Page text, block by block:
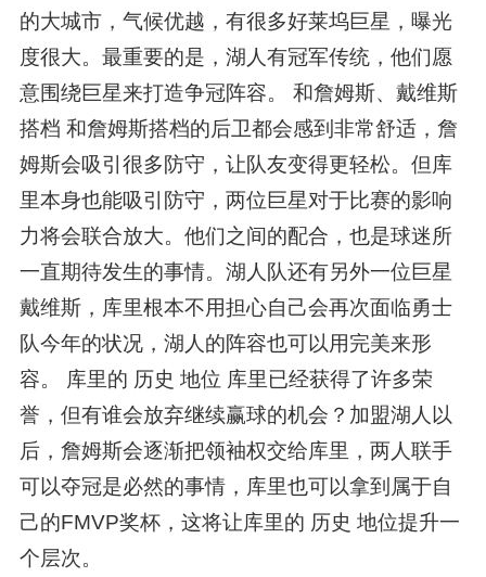
的大城市，气候优越，有很多好莱坞巨星，曝光
度很大。最重要的是，湖人有冠军传统，他们愿
意围绕巨星来打造争冠阵容。 和詹姆斯、戴维斯
搭档 和詹姆斯搭档的后卫都会感到非常舒适，詹
姆斯会吸引很多防守，让队友变得更轻松。但库
里本身也能吸引防守，两位巨星对于比赛的影响
力将会联合放大。他们之间的配合，也是球迷所
一直期待发生的事情。湖人队还有另外一位巨星
戴维斯，库里根本不用担心自己会再次面临勇士
队今年的状况，湖人的阵容也可以用完美来形
容。 库里的 历史 地位 库里已经获得了许多荣
誉，但有谁会放弃继续赢球的机会？加盟湖人以
后，詹姆斯会逐渐把领袖权交给库里，两人联手
可以夺冠是必然的事情，库里也可以拿到属于自
己的FMVP奖杯，这将让库里的 历史 地位提升一
个层次。